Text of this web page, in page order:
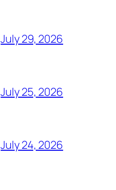
July 29, 2026
July 25, 2026
July 24, 2026